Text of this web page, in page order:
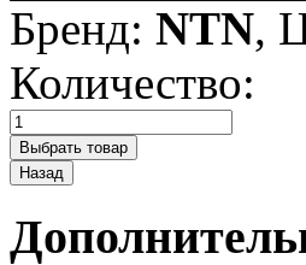
Бренд: NTN,
Количество: